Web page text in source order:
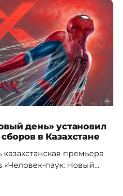
день» установил
в Казахстане
премьера
«Человек-паук: Новый
рекорд